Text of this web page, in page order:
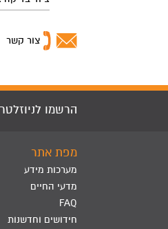
צור קשר
הרשמו לניוזלטר
מפת אתר
מערכות מידע
מדעי החיים
FAQ
חידושים וחדשנות